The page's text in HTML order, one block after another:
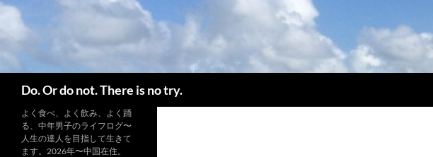
Do. Or do not. There is no try.
よく食べ、よく飲み、よく踊
る、中年男子のライフログ〜
人生の達人を目指して生きて
ます。2026年〜中国在住。